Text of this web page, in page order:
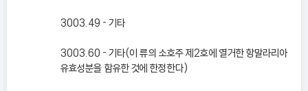
3003.49 - 기타
3003.60 - 기타(이 류의 소호주 제2호에 열거한 항말라리아
유효성분을 함유한 것에 한정한다)